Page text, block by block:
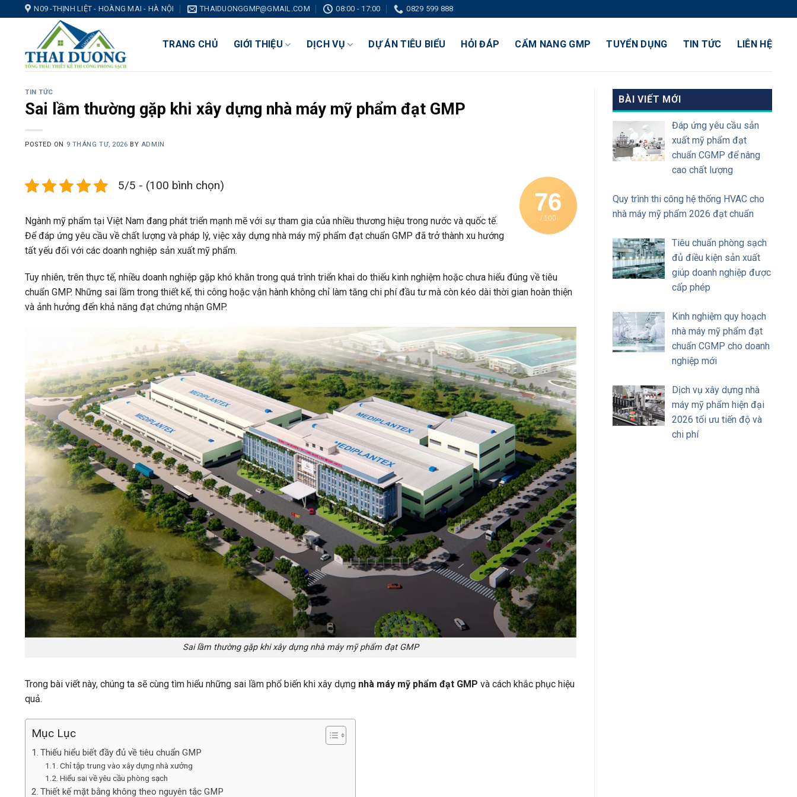
N09 -THỊNH LIỆT - HOÀNG MAI - HÀ NỘI THAIDUONGGMP@GMAIL.COM 08:00 - 17:00 0829 599 888
TRANG CHỦ GIỚI THIỆU DỊCH VỤ DỰ ÁN TIÊU BIỂU HỎI ĐÁP CẨM NANG GMP TUYỂN DỤNG TIN TỨC LIÊN HỆ
TIN TỨC
Sai lầm thường gặp khi xây dựng nhà máy mỹ phẩm đạt GMP
POSTED ON 9 THÁNG TƯ, 2026 BY ADMIN
76
/ 100
5/5 - (100 bình chọn)
Ngành mỹ phẩm tại Việt Nam đang phát triển mạnh mẽ với sự tham gia của nhiều thương hiệu trong nước và quốc tế.
Để đáp ứng yêu cầu về chất lượng và pháp lý, việc xây dựng nhà máy mỹ phẩm đạt chuẩn GMP đã trở thành xu hướng
tất yếu đối với các doanh nghiệp sản xuất mỹ phẩm.
Tuy nhiên, trên thực tế, nhiều doanh nghiệp gặp khó khăn trong quá trình triển khai do thiếu kinh nghiệm hoặc chưa hiểu đúng về tiêu
chuẩn GMP. Những sai lầm trong thiết kế, thi công hoặc vận hành không chỉ làm tăng chi phí đầu tư mà còn kéo dài thời gian hoàn thiện
và ảnh hưởng đến khả năng đạt chứng nhận GMP.
Sai lầm thường gặp khi xây dựng nhà máy mỹ phẩm đạt GMP
Trong bài viết này, chúng ta sẽ cùng tìm hiểu những sai lầm phổ biến khi xây dựng nhà máy mỹ phẩm đạt GMP và cách khắc phục hiệu
quả.
Mục Lục
Thiếu hiểu biết đầy đủ về tiêu chuẩn GMP
Chỉ tập trung vào xây dựng nhà xưởng
Hiểu sai về yêu cầu phòng sạch
Thiết kế mặt bằng không theo nguyên tắc GMP
BÀI VIẾT MỚI
Đáp ứng yêu cầu sản
xuất mỹ phẩm đạt
chuẩn CGMP để nâng
cao chất lượng
Quy trình thi công hệ thống HVAC cho
nhà máy mỹ phẩm 2026 đạt chuẩn
Tiêu chuẩn phòng sạch
đủ điều kiện sản xuất
giúp doanh nghiệp được
cấp phép
Kinh nghiệm quy hoạch
nhà máy mỹ phẩm đạt
chuẩn CGMP cho doanh
nghiệp mới
Dịch vụ xây dựng nhà
máy mỹ phẩm hiện đại
2026 tối ưu tiến độ và
chi phí